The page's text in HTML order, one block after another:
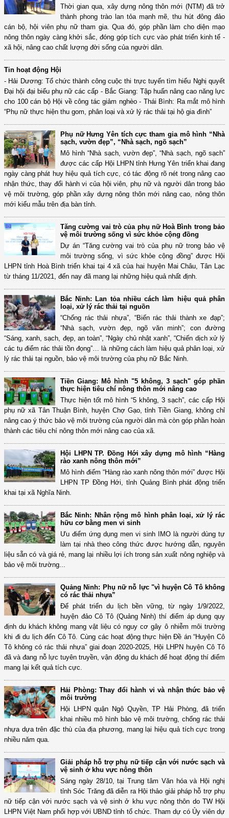
Thời gian qua, xây dựng nông thôn mới (NTM) đã trở
thành phong trào lan tỏa mạnh mẽ, thu hút đông đảo
cán bộ, hội viên phụ nữ tham gia. Qua đó, góp phần làm cho diện mạo
nông thôn ngày càng khởi sắc, đóng góp tích cực vào phát triển kinh tế -
xã hội, nâng cao chất lượng đời sống của người dân.
Tin hoạt động Hội
- Hải Dương: Tổ chức thành công cuộc thi trực tuyến tìm hiểu Nghị quyết
Đại hội đại biểu phụ nữ các cấp - Bắc Giang: Tập huấn nâng cao năng lực
cho 100 cán bộ Hội về công tác giảm nghèo - Thái Bình: Ra mắt mô hình
“Phụ nữ thực hiện thu gom, phân loại và xử lý rác thải tại hộ gia đình”
Phụ nữ Hưng Yên tích cực tham gia mô hình “Nhà
sạch, vườn đẹp”, “Nhà sạch, ngõ sạch”
Mô hình “Nhà sạch, vườn đẹp”, “Nhà sạch, ngõ sạch”
được các cấp Hội LHPN tỉnh Hưng Yên triển khai đang
ngày càng phát huy hiệu quả tích cực, có tác động rõ nét trong nâng cao
nhận thức, thay đổi hành vi của hội viên, phụ nữ và người dân trong bảo
vệ môi trường, góp phần xây dựng nông thôn mới nâng cao, nông thôn
mới kiểu mẫu trên địa bàn tỉnh.
Tăng cường vai trò của phụ nữ Hoà Bình trong bảo
vệ môi trường sống vì sức khỏe cộng đồng
Dự án “Tăng cường vai trò của phụ nữ trong bảo vệ
môi trường sống, vì sức khỏe cộng đồng” được Hội
LHPN tỉnh Hoà Bình triển khai tại 4 xã của hai huyện Mai Châu, Tân Lạc
từ tháng 11/2021, đến nay đã mang lại những hiệu quả nhất định.
Bắc Ninh: Lan tỏa nhiều cách làm hiệu quả phân
loại, xử lý rác thải tại nguồn
“Chống rác thải nhựa”, “Biến rác thải thành xe đạp”;
“Nhà sạch, vườn đẹp, ngõ văn minh”; con đường
“Sáng, xanh, sạch, đẹp, an toàn”, “Ngày chủ nhật xanh”, “Chiến dịch xử lý
các tụ điểm rác thải tồn đọng”… là những cách làm hiệu quả phân loại, xử
lý rác thải tại nguồn, bảo vệ môi trường của phụ nữ Bắc Ninh.
Tiền Giang: Mô hình "5 không, 3 sạch" góp phần
thực hiện tiêu chí nông thôn mới nâng cao
Thực hiện tốt mô hình “5 không, 3 sạch”, các cấp Hội
phụ nữ xã Tân Thuận Bình, huyện Chợ Gạo, tỉnh Tiền Giang, không chỉ
nâng cao ý thức bảo vệ môi trường của người dân mà còn góp phần hoàn
thành các tiêu chí nông thôn mới nâng cao của xã.
Hội LHPN TP. Đồng Hới xây dựng mô hình “Hàng
rào xanh nông thôn mới”
Mô hình điểm “Hàng rào xanh nông thôn mới” được Hội
LHPN TP Đồng Hới, tỉnh Quảng Bình phát động triển
khai tại xã Nghĩa Ninh.
Bắc Ninh: Nhân rộng mô hình phân loại, xử lý rác
hữu cơ bằng men vi sinh
Ưu điểm ứng dụng men vi sinh IMO là người dùng tự
làm tại nhà theo công thức được hướng dẫn, nguyên
liệu sẵn có và giá rẻ, mang lại nhiều lợi ích trong sản xuất nông nghiệp và
bảo vệ môi trường...
Quảng Ninh: Phụ nữ nỗ lực "vì huyện Cô Tô không
có rác thải nhựa”
Để phát triển du lịch bền vững, từ ngày 1/9/2022,
huyện đảo Cô Tô (Quảng Ninh) thí điểm áp dụng quy
định du khách không mang vật liệu có nguy cơ gây ô nhiễm môi trường
khi đi du lịch đến Cô Tô. Cùng các hoạt động thực hiện Đề án “Huyện Cô
Tô không có rác thải nhựa” giai đoạn 2020-2025, Hội LHPN huyện Cô Tô
đã và đang nỗ lực tuyên truyền, vận động du khách để hoạt động thí điểm
mang lại kết quả tích cực.
Hải Phòng: Thay đổi hành vi và nhận thức bảo vệ
môi trường
Hội LHPN quận Ngô Quyền, TP Hải Phòng, đã triển
khai nhiều mô hình bảo vệ môi trường, chống rác thải
nhựa dựa trên đặc thù của địa phương, mang lại hiệu quả tích cực trong
nhiều năm qua.
Giải pháp hỗ trợ phụ nữ tiếp cận với nước sạch và
vệ sinh ở khu vực nông thôn
Sáng ngày 28/10, tại Trung tâm Văn hóa và Hội nghị
tỉnh Sóc Trăng đã diễn ra Hội thảo giải pháp hỗ trợ phụ
nữ tiếp cận với nước sạch và vệ sinh ở khu vực nông thôn do TW Hội
LHPN Việt Nam phối hợp với UBND tỉnh tổ chức. Tham dự có Ủy viên dự